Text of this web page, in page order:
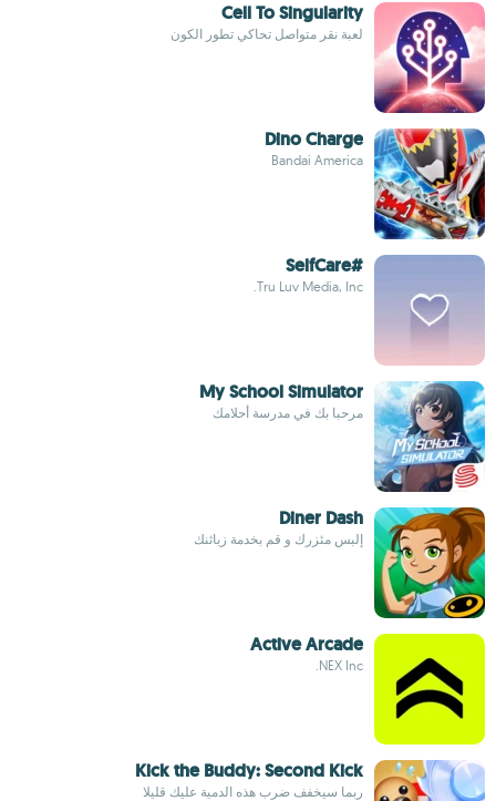
Cell To Singularity
لعبة نقر متواصل تحاكي تطور الكون
Dino Charge
Bandai America
#SelfCare
Tru Luv Media, Inc.
My School Simulator
مرحبا بك في مدرسة أحلامك
Diner Dash
إلبس مئزرك و قم بخدمة زبائنك
Active Arcade
NEX Inc.
Kick the Buddy: Second Kick
ربما سيخفف ضرب هذه الدمية عليك قليلا